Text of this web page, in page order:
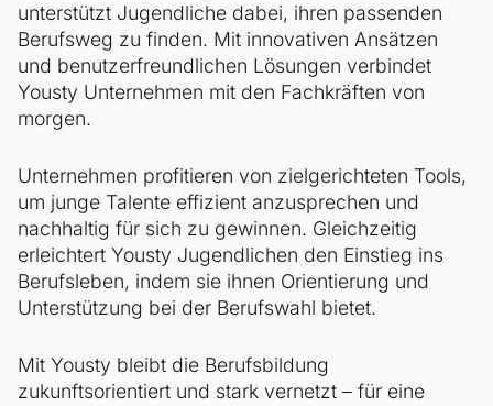
unterstützt Jugendliche dabei, ihren passenden
Berufsweg zu finden. Mit innovativen Ansätzen
und benutzerfreundlichen Lösungen verbindet
Yousty Unternehmen mit den Fachkräften von
morgen.
Unternehmen profitieren von zielgerichteten Tools,
um junge Talente effizient anzusprechen und
nachhaltig für sich zu gewinnen. Gleichzeitig
erleichtert Yousty Jugendlichen den Einstieg ins
Berufsleben, indem sie ihnen Orientierung und
Unterstützung bei der Berufswahl bietet.
Mit Yousty bleibt die Berufsbildung
zukunftsorientiert und stark vernetzt – für eine